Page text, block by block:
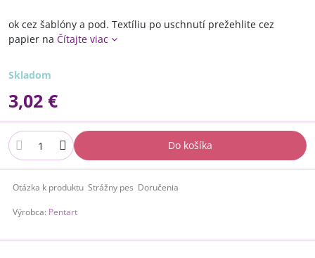
ok cez šablóny a pod. Textíliu po uschnutí prežehlite cez
papier na Čítajte viac
Skladom
3,02 €
Do košíka
Otázka k produktu Strážny pes Doručenia
Výrobca: Pentart